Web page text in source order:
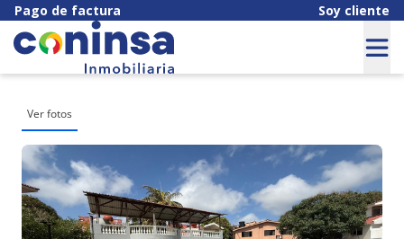
Pago de factura Soy cliente
Ver fotos